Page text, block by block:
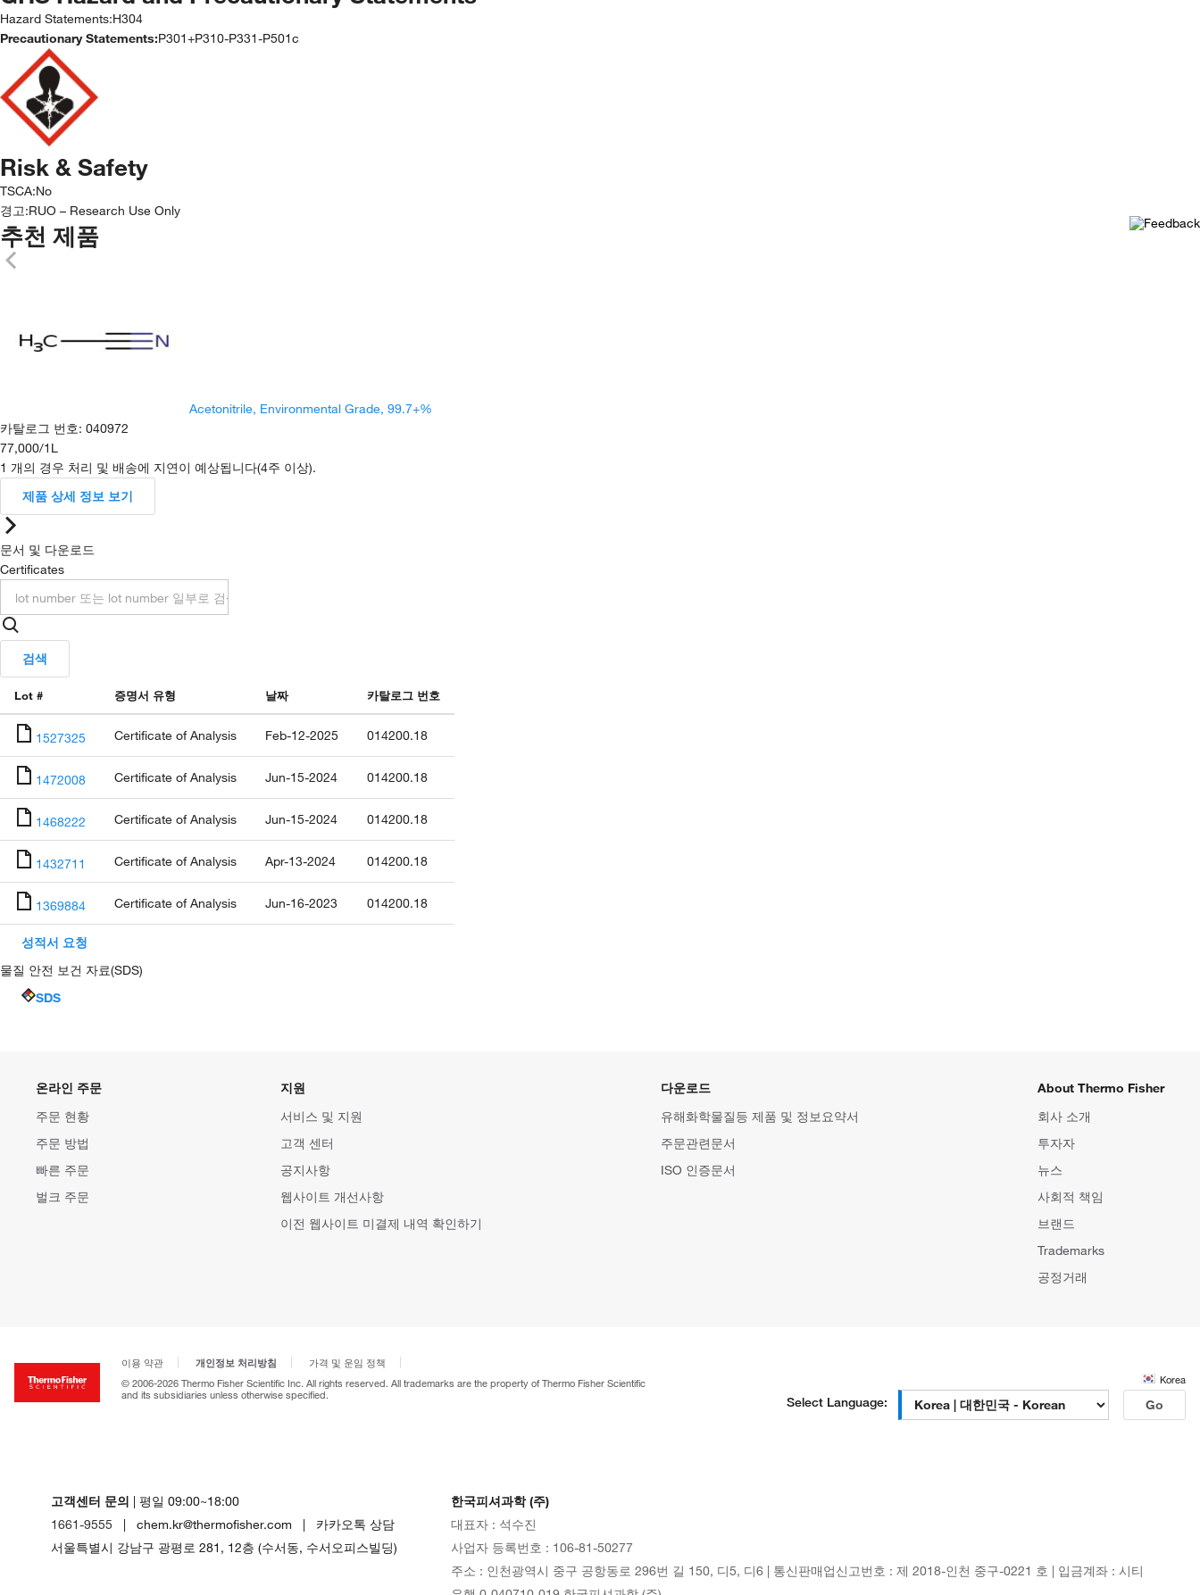
Hazard Statements:H304
Precautionary Statements:P301+P310-P331-P501c
Risk & Safety
TSCA:No
경고:RUO – Research Use Only
추천 제품
Acetonitrile, Environmental Grade, 99.7+%
카탈로그 번호: 040972
77,000/1L
1 개의 경우 처리 및 배송에 지연이 예상됩니다(4주 이상).
제품 상세 정보 보기
문서 및 다운로드
Certificates
검색
Lot # 증명서 유형 날짜 카탈로그 번호
1527325 Certificate of Analysis Feb-12-2025 014200.18
1472008 Certificate of Analysis Jun-15-2024 014200.18
1468222 Certificate of Analysis Jun-15-2024 014200.18
1432711 Certificate of Analysis Apr-13-2024 014200.18
1369884 Certificate of Analysis Jun-16-2023 014200.18
성적서 요청
물질 안전 보건 자료(SDS)
SDS
온라인 주문
주문 현황
주문 방법
빠른 주문
벌크 주문
지원
서비스 및 지원
고객 센터
공지사항
웹사이트 개선사항
이전 웹사이트 미결제 내역 확인하기
다운로드
유해화학물질등 제품 및 정보요약서
주문관련문서
ISO 인증문서
About Thermo Fisher
회사 소개
투자자
뉴스
사회적 책임
브랜드
Trademarks
공정거래
이용 약관 개인정보 처리방침
가격 및 운임 정책
© 2006-2026 Thermo Fisher Scientific Inc. All rights reserved. All trademarks are the property of Thermo Fisher Scientific
and its subsidiaries unless otherwise specified.
Korea
Select Language: Go
고객센터 문의 | 평일 09:00~18:00
1661-9555 | chem.kr@thermofisher.com | 카카오톡 상담
서울특별시 강남구 광평로 281, 12층 (수서동, 수서오피스빌딩)
한국피셔과학 (주)
대표자 : 석수진
사업자 등록번호 : 106-81-50277
주소 : 인천광역시 중구 공항동로 296번 길 150, 디5, 디6 | 통신판매업신고번호 : 제 2018-인천 중구-0221 호 | 입금계좌 : 시티